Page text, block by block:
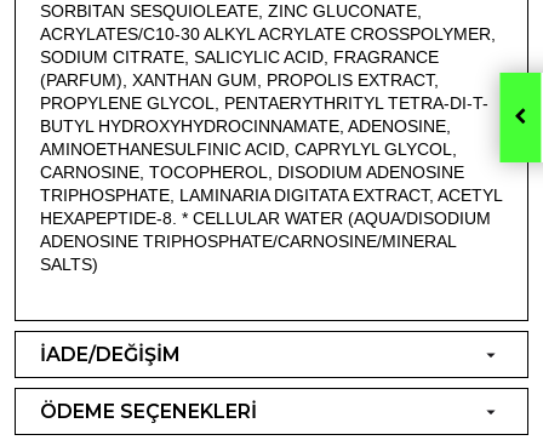
SORBITAN SESQUIOLEATE, ZINC GLUCONATE,
ACRYLATES/C10-30 ALKYL ACRYLATE CROSSPOLYMER,
SODIUM CITRATE, SALICYLIC ACID, FRAGRANCE
(PARFUM), XANTHAN GUM, PROPOLIS EXTRACT,
PROPYLENE GLYCOL, PENTAERYTHRITYL TETRA-DI-T-
BUTYL HYDROXYHYDROCINNAMATE, ADENOSINE,
AMINOETHANESULFINIC ACID, CAPRYLYL GLYCOL,
CARNOSINE, TOCOPHEROL, DISODIUM ADENOSINE
TRIPHOSPHATE, LAMINARIA DIGITATA EXTRACT, ACETYL
HEXAPEPTIDE-8. * CELLULAR WATER (AQUA/DISODIUM
ADENOSINE TRIPHOSPHATE/CARNOSINE/MINERAL
SALTS)
İADE/DEĞİŞİM
ÖDEME SEÇENEKLERİ